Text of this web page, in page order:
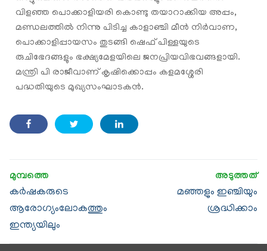
വിളഞ്ഞ പൊക്കാളിയരി കൊണ്ടു തയാറാക്കിയ അപ്പം,
മണ്ഡലത്തിൽ നിന്നു പിടിച്ച കാളാഞ്ചി മീൻ നിർവാണ,
പൊക്കാളിപ്പായസം തുടങ്ങി ഷെഫ് പിള്ളയുടെ
രുചിഭേദങ്ങളും ഭക്ഷ്യമേളയിലെ ജനപ്രിയവിഭവങ്ങളായി.
മന്ത്രി പി രാജീവാണ് കൃഷിക്കൊപ്പം കളമശ്ശേരി
പദ്ധതിയുടെ മുഖ്യസംഘാടകന്‍.
കര്‍ഷകരുടെ
ആരോഗ്യംലോകത്തും
ഇന്ത്യയിലും
മഞ്ഞളും ഇഞ്ചിയും
ശ്രദ്ധിക്കാം